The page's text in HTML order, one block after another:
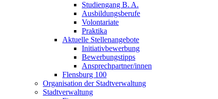
Studiengang B. A.
Ausbildungsberufe
Volontariate
Praktika
Aktuelle Stellenangebote
Initiativbewerbung
Bewerbungstipps
Ansprechpartner/innen
Flensburg 100
Organisation der Stadtverwaltung
Stadtverwaltung